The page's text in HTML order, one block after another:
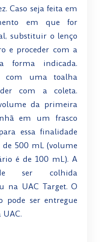
Caso seja feita em
em que for
substituir o lenço
e proceder com a
forma indicada.
com uma toalha
com a coleta.
da primeira
em um frasco
essa finalidade
de 500 mL (volume
é de 100 mL). A
ser colhida
na UAC Target. O
pode ser entregue
UAC.